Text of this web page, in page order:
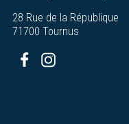
28 Rue de la République
71700 Tournus